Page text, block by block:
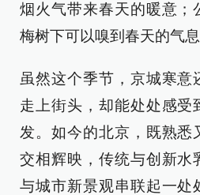
烟火气带来春天的暖意；
梅树下可以嗅到春天的气
虽然这个季节，京城寒意
走上街头，却能处处感受
发。如今的北京，既熟悉
交相辉映，传统与创新水
与城市新景观串联起一处